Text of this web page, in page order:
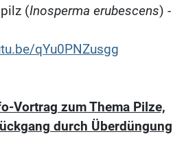
(Inosperma erubescens) -
qYu0PNZusgg
Vortrag zum Thema Pilze,
durch Überdüngung